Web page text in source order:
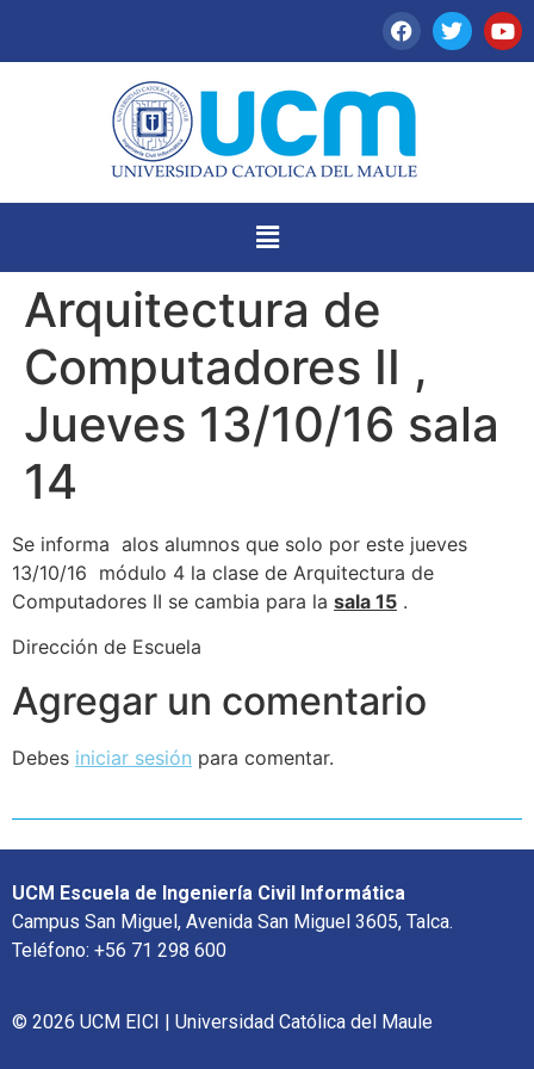
Arquitectura de
Computadores II ,
Jueves 13/10/16 sala
14
Se informa alos alumnos que solo por este jueves
13/10/16 módulo 4 la clase de Arquitectura de
Computadores II se cambia para la sala 15 .
Dirección de Escuela
Agregar un comentario
Debes iniciar sesión para comentar.
UCM Escuela de Ingeniería Civil Informática
Campus San Miguel, Avenida San Miguel 3605, Talca.
Teléfono: +56 71 298 600
© 2026 UCM EICI | Universidad Católica del Maule